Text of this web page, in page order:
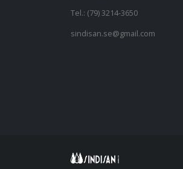
Tel.: (79) 3214-3650
sindisan.se@gmail.com